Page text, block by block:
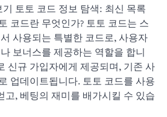
토토 코드 정보 탐색: 최신 목록
코드란 무엇인가? 토토 코드는 스
사용되는 특별한 코드로, 사용자
보너스를 제공하는 역할을 합니
신규 가입자에게 제공되며, 기존 사
업데이트됩니다. 토토 코드를 사용
고, 베팅의 재미를 배가시킬 수 있습